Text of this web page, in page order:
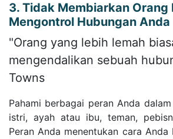
3. Tidak Membiarkan Orang
Mengontrol Hubungan Anda
"Orang yang lebih lemah
mengendalikan sebuah
Towns
Pahami berbagai peran Anda
istri, ayah atau ibu, teman,
Peran Anda menentukan cara